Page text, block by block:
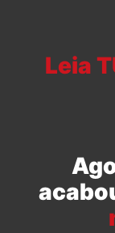
Leia